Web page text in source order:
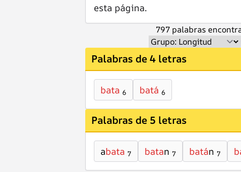
esta página.
797 palabras
Palabras de 4 letras
bata 6 batá 6
Palabras de 5 letras
abata 7 batan 7 batán 7